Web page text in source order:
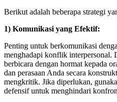
Berikut adalah beberapa strategi
1) Komunikasi yang Efektif:
Penting untuk berkomunikasi
menghadapi konflik interpersonal.
berbicara dengan hormat kepada
dan perasaan Anda secara
mengkritik. Jika diperlukan,
defensif untuk menghindari